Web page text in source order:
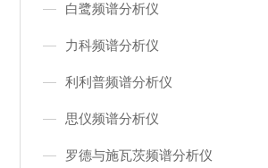
白鹭频谱分析仪
力科频谱分析仪
利利普频谱分析仪
思仪频谱分析仪
罗德与施瓦茨频谱分析仪